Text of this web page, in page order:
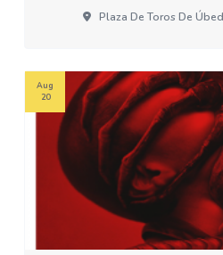
Plaza De Toros De
Aug
20